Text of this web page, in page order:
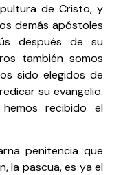
de Cristo, y
demás apóstoles
después de su
también somos
sido elegidos de
su evangelio.
recibido el
penitencia que
la pascua, es ya el